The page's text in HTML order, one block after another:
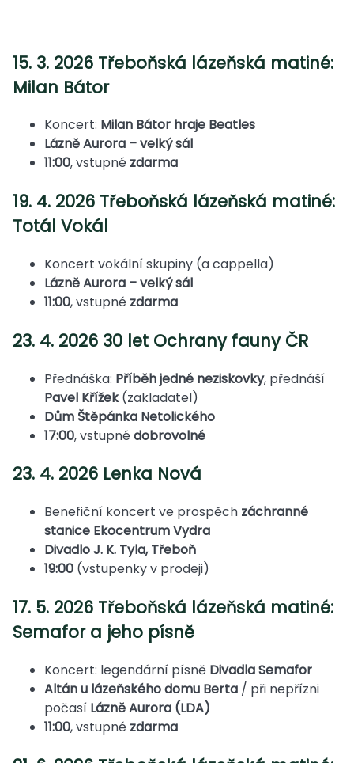
15. 3. 2026 Třeboňská lázeňská matiné:
Milan Bátor
Koncert: Milan Bátor hraje Beatles
Lázně Aurora – velký sál
11:00, vstupné zdarma
19. 4. 2026 Třeboňská lázeňská matiné:
Totál Vokál
Koncert vokální skupiny (a cappella)
Lázně Aurora – velký sál
11:00, vstupné zdarma
23. 4. 2026 30 let Ochrany fauny ČR
Přednáška: Příběh jedné neziskovky, přednáší
Pavel Křížek(zakladatel)
Dům Štěpánka Netolického
17:00, vstupnédobrovolné
23. 4. 2026 Lenka Nová
Benefiční koncert ve prospěch záchranné
stanice Ekocentrum Vydra
Divadlo J. K. Tyla, Třeboň
19:00 (vstupenky v prodeji)
17. 5. 2026 Třeboňská lázeňská matiné:
Semafor a jeho písně
Koncert: legendární písně Divadla Semafor
Altán u lázeňského domu Berta / při nepřízni
počasí Lázně Aurora (LDA)
11:00, vstupné zdarma